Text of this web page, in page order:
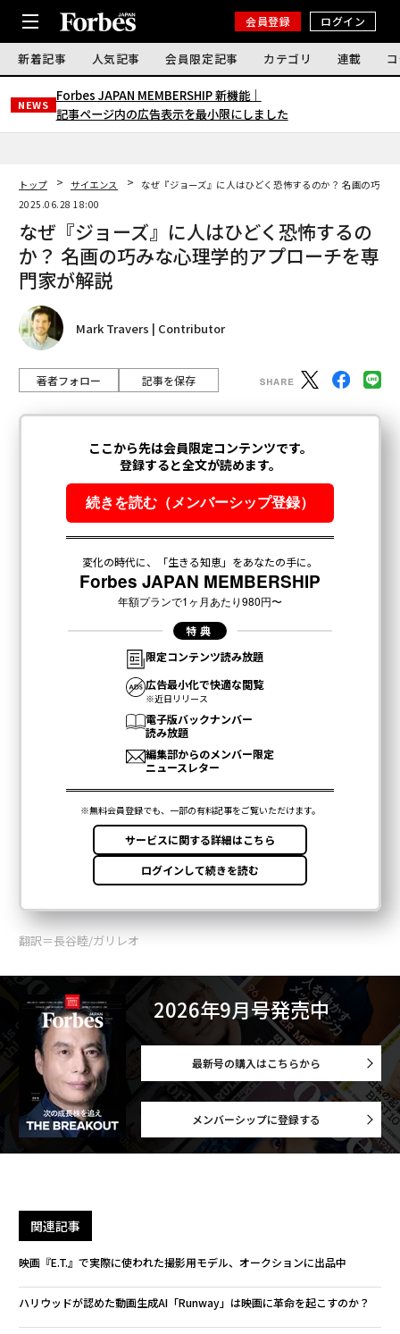
会員登録 ログイン
新着記事 人気記事 会員限定記事 カテゴリ 連載
NEWS
Forbes JAPAN MEMBERSHIP 新機能｜
記事ページ内の広告表示を最小限にしました
トップ サイエンス
なぜ『ジョーズ』に人はひどく恐怖するのか？ 名画の巧み
2025.06.28 18:00
なぜ『ジョーズ』に人はひどく恐怖するの
か？ 名画の巧みな心理学的アプローチを専
門家が解説
Mark Travers | Contributor
著者フォロー 記事を保存
翻訳＝長谷睦/ガリレオ
2026年9月号発売中
最新号の購入はこちらから
メンバーシップに登録する
関連記事
映画『E.T.』で実際に使われた撮影用モデル、オークションに出品中
ハリウッドが認めた動画生成AI「Runway」は映画に革命を起こすのか？